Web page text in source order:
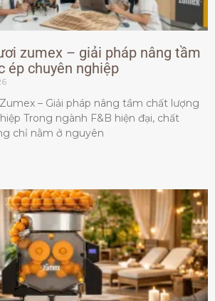
zumex – giải pháp nâng tầm
ép chuyên nghiệp
– Giải pháp nâng tầm chất lượng
Trong ngành F&B hiện đại, chất
chỉ nằm ở nguyên